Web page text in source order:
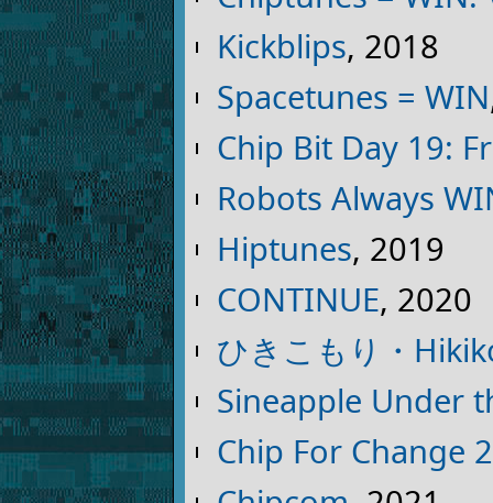
Kickblips, 2018
Spacetunes = WIN
Chip Bit Day 19:
Robots Always
Hiptunes, 2019
CONTINUE, 2020
ひきこもり・
Sineapple Under
Chip For Change